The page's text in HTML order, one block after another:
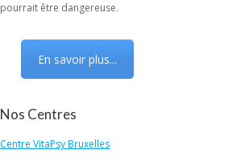
pourrait être dangereuse.
En savoir plus...
Nos Centres
Centre VitaPsy Bruxelles